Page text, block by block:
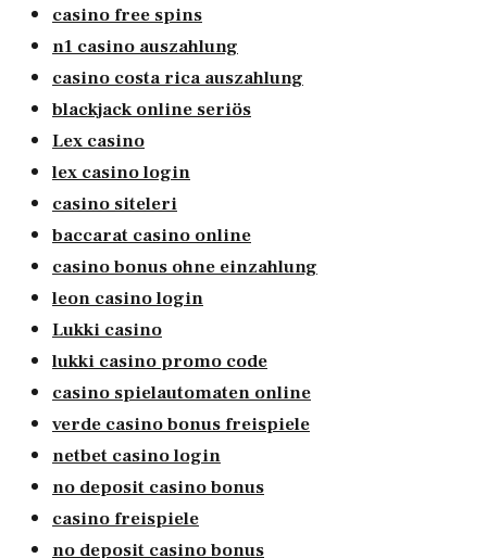
casino free spins
n1 casino auszahlung
casino costa rica auszahlung
blackjack online seriös
Lex casino
lex casino login
casino siteleri
baccarat casino online
casino bonus ohne einzahlung
leon casino login
Lukki casino
lukki casino promo code
casino spielautomaten online
verde casino bonus freispiele
netbet casino login
no deposit casino bonus
casino freispiele
no deposit casino bonus